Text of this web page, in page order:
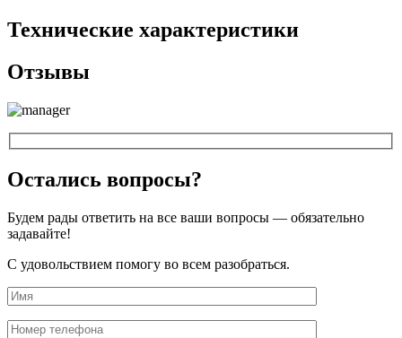
Технические характеристики
Отзывы
Остались вопросы?
Будем рады ответить на все ваши вопросы — обязательно
задавайте!
С удовольствием помогу во всем разобраться.